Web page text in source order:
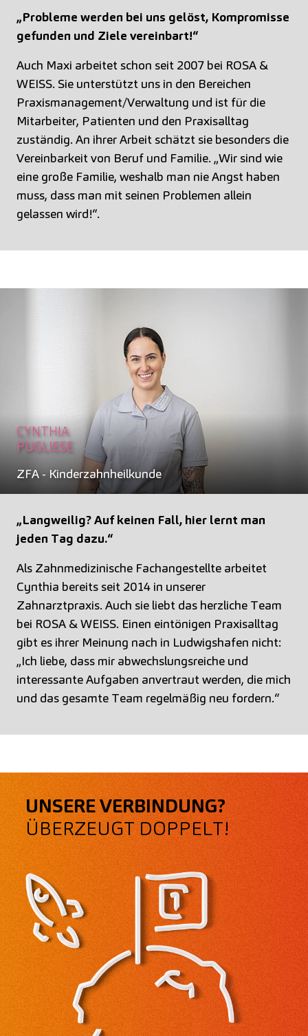
„Probleme werden bei uns gelöst, Kompromisse
gefunden und Ziele vereinbart!“
Auch Maxi arbeitet schon seit 2007 bei ROSA &
WEISS. Sie unterstützt uns in den Bereichen
Praxismanagement/Verwaltung und ist für die
Mitarbeiter, Patienten und den Praxisalltag
zuständig. An ihrer Arbeit schätzt sie besonders die
Vereinbarkeit von Beruf und Familie. „Wir sind wie
eine große Familie, weshalb man nie Angst haben
muss, dass man mit seinen Problemen allein
gelassen wird!“.
CYNTHIA
PUGLIESE
ZFA - Kinderzahnheilkunde
„Langweilig? Auf keinen Fall, hier lernt man
jeden Tag dazu.“
Als Zahnmedizinische Fachangestellte arbeitet
Cynthia bereits seit 2014 in unserer
Zahnarztpraxis. Auch sie liebt das herzliche Team
bei ROSA & WEISS. Einen eintönigen Praxisalltag
gibt es ihrer Meinung nach in Ludwigshafen nicht:
„Ich liebe, dass mir abwechslungsreiche und
interessante Aufgaben anvertraut werden, die mich
und das gesamte Team regelmäßig neu fordern.“
UNSERE VERBINDUNG?
ÜBERZEUGT DOPPELT!